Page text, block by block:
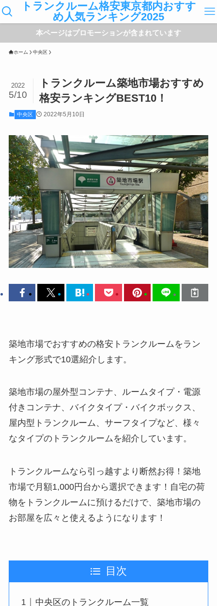
トランクルーム格安東京都内おすす
め人気ランキング2025
本ページはプロモーションが含まれています
ホーム 中央区
トランクルーム築地市場おすすめ
格安ランキングBEST10！
2022
5/10
中央区 2022年5月10日
築地市場でおすすめの格安トランクルームをラン
キング形式で10選紹介します。
築地市場の屋外型コンテナ、ルームタイプ・電源
付きコンテナ、バイクタイプ・バイクボックス、
屋内型トランクルーム、サーフタイプなど、様々
なタイプのトランクルームを紹介しています。
トランクルームなら引っ越すより断然お得！築地
市場で月額1,000円台から選択できます！自宅の荷
物をトランクルームに預けるだけで、築地市場の
お部屋を広々と使えるようになります！
目次
中央区のトランクルーム一覧